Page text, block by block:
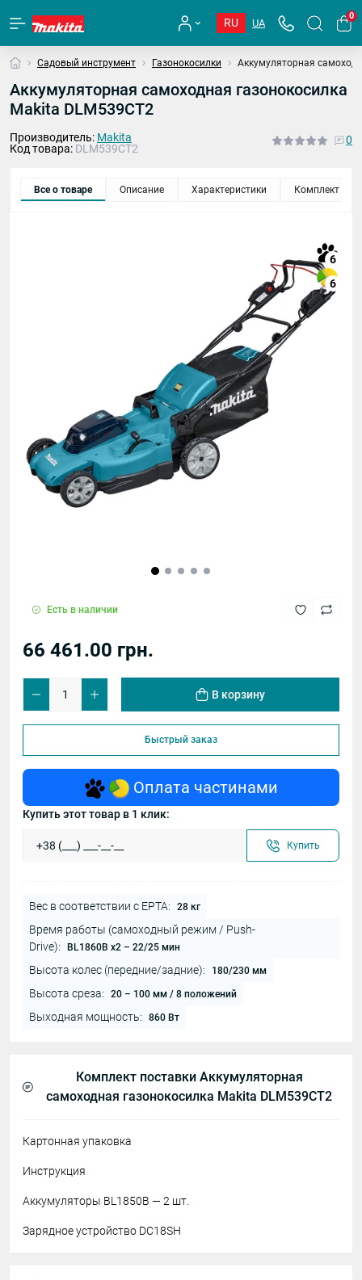
RU UA
0
Садовый инструмент Газонокосилки Аккумуляторная
Аккумуляторная самоходная газонокосилка
Makita DLM539CT2
Производитель: Makita
Код товара: DLM539CT2
0
Все о товаре Описание Характеристики Комплект
6
6
Есть в наличии
66 461.00 грн.
В корзину
Быстрый заказ
Оплата частинами
Купить этот товар в 1 клик:
Купить
Вес в соответствии с EPTA: 28 кг
Время работы (самоходный режим / Push-
Drive):
BL1860B х2 – 22/25 мин
Высота колес (передние/задние): 180/230 мм
Высота среза: 20 – 100 мм / 8 положений
Выходная мощность: 860 Вт
Комплект поставки Аккумуляторная
самоходная газонокосилка Makita DLM539CT2
Картонная упаковка
Инструкция
Аккумуляторы BL1850B — 2 шт.
Зарядное устройство DC18SH